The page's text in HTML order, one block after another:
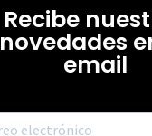
Recibe
novedades
email